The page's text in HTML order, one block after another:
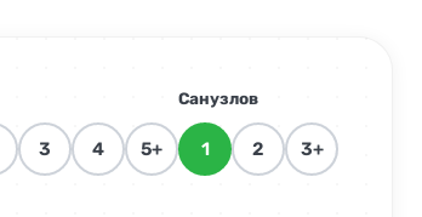
от 1 500 руб
500 руб/шт.
3 4 5+
Санузлов
1 2 3+